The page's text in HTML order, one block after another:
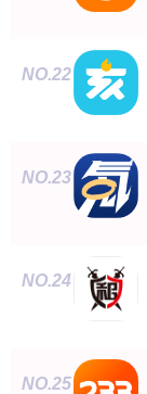
NO.22
NO.23
NO.24
NO.25